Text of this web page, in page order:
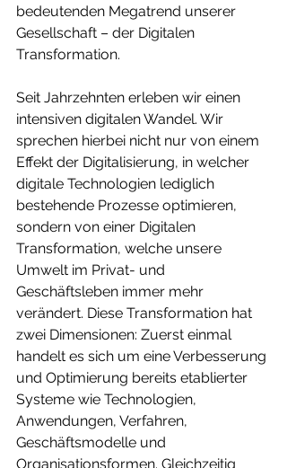
bedeutenden Megatrend unserer
Gesellschaft – der Digitalen
Transformation.
Seit Jahrzehnten erleben wir einen
intensiven digitalen Wandel. Wir
sprechen hierbei nicht nur von einem
Effekt der Digitalisierung, in welcher
digitale Technologien lediglich
bestehende Prozesse optimieren,
sondern von einer Digitalen
Transformation, welche unsere
Umwelt im Privat- und
Geschäftsleben immer mehr
verändert. Diese Transformation hat
zwei Dimensionen: Zuerst einmal
handelt es sich um eine Verbesserung
und Optimierung bereits etablierter
Systeme wie Technologien,
Anwendungen, Verfahren,
Geschäftsmodelle und
Organisationsformen. Gleichzeitig